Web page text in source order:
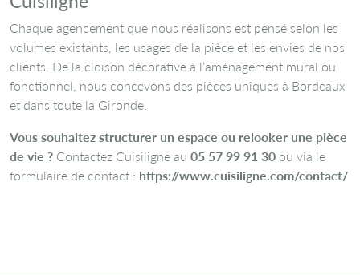
Chaque agencement que nous réalisons est pensé selon les
volumes existants, les usages de la pièce et les envies de nos
clients. De la cloison décorative à l’aménagement mural ou
fonctionnel, nous concevons des pièces uniques à Bordeaux
et dans toute la Gironde.
Vous souhaitez structurer un espace ou relooker une pièce
de vie ? Contactez Cuisiligne au 05 57 99 91 30 ou via le
formulaire de contact : https://www.cuisiligne.com/contact/